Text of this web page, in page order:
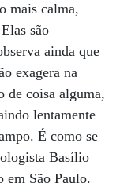
mais calma,
são
ainda que
exagera na
de coisa alguma,
lentamente
É como se
Basílio
em São Paulo.